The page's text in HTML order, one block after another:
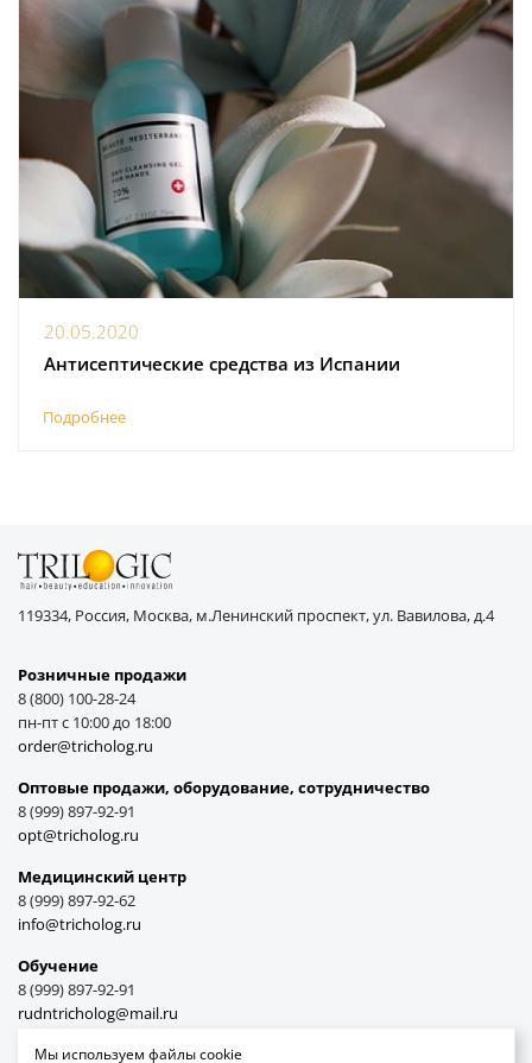
20.05.2020
Антисептические средства из Испании
Подробнее
119334, Россия, Москва, м.Ленинский проспект, ул. Вавилова, д.4
Розничные продажи
8 (800) 100-28-24
пн-пт с 10:00 до 18:00
order@tricholog.ru
Оптовые продажи, оборудование, cотрудничество
8 (999) 897-92-91
opt@tricholog.ru
Медицинский центр
8 (999) 897-92-62
info@tricholog.ru
Обучение
8 (999) 897-92-91
rudntricholog@mail.ru
Мы используем файлы cookie